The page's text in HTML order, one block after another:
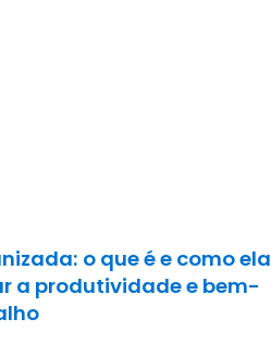
o que é e como ela
a produtividade e bem-